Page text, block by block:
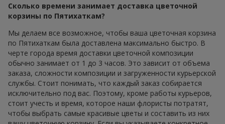
Сколько времени занимает доставка цветочной
корзины по Пятихаткам?
Мы делаем все возможное, чтобы ваша цветочная корзина
по Пятихаткам была доставлена максимально быстро. В
черте города время доставки цветочной композиции
обычно занимает от 1 до 3 часов. Это зависит от объема
заказа, сложности композиции и загруженности курьерской
службы. Стоит понимать, что каждый заказ собирается
исключительно под вас. Поэтому, кроме работы курьеров,
стоит учесть и время, которое наши флористы потратят,
чтобы выбрать самые красивые цветы и составить из них